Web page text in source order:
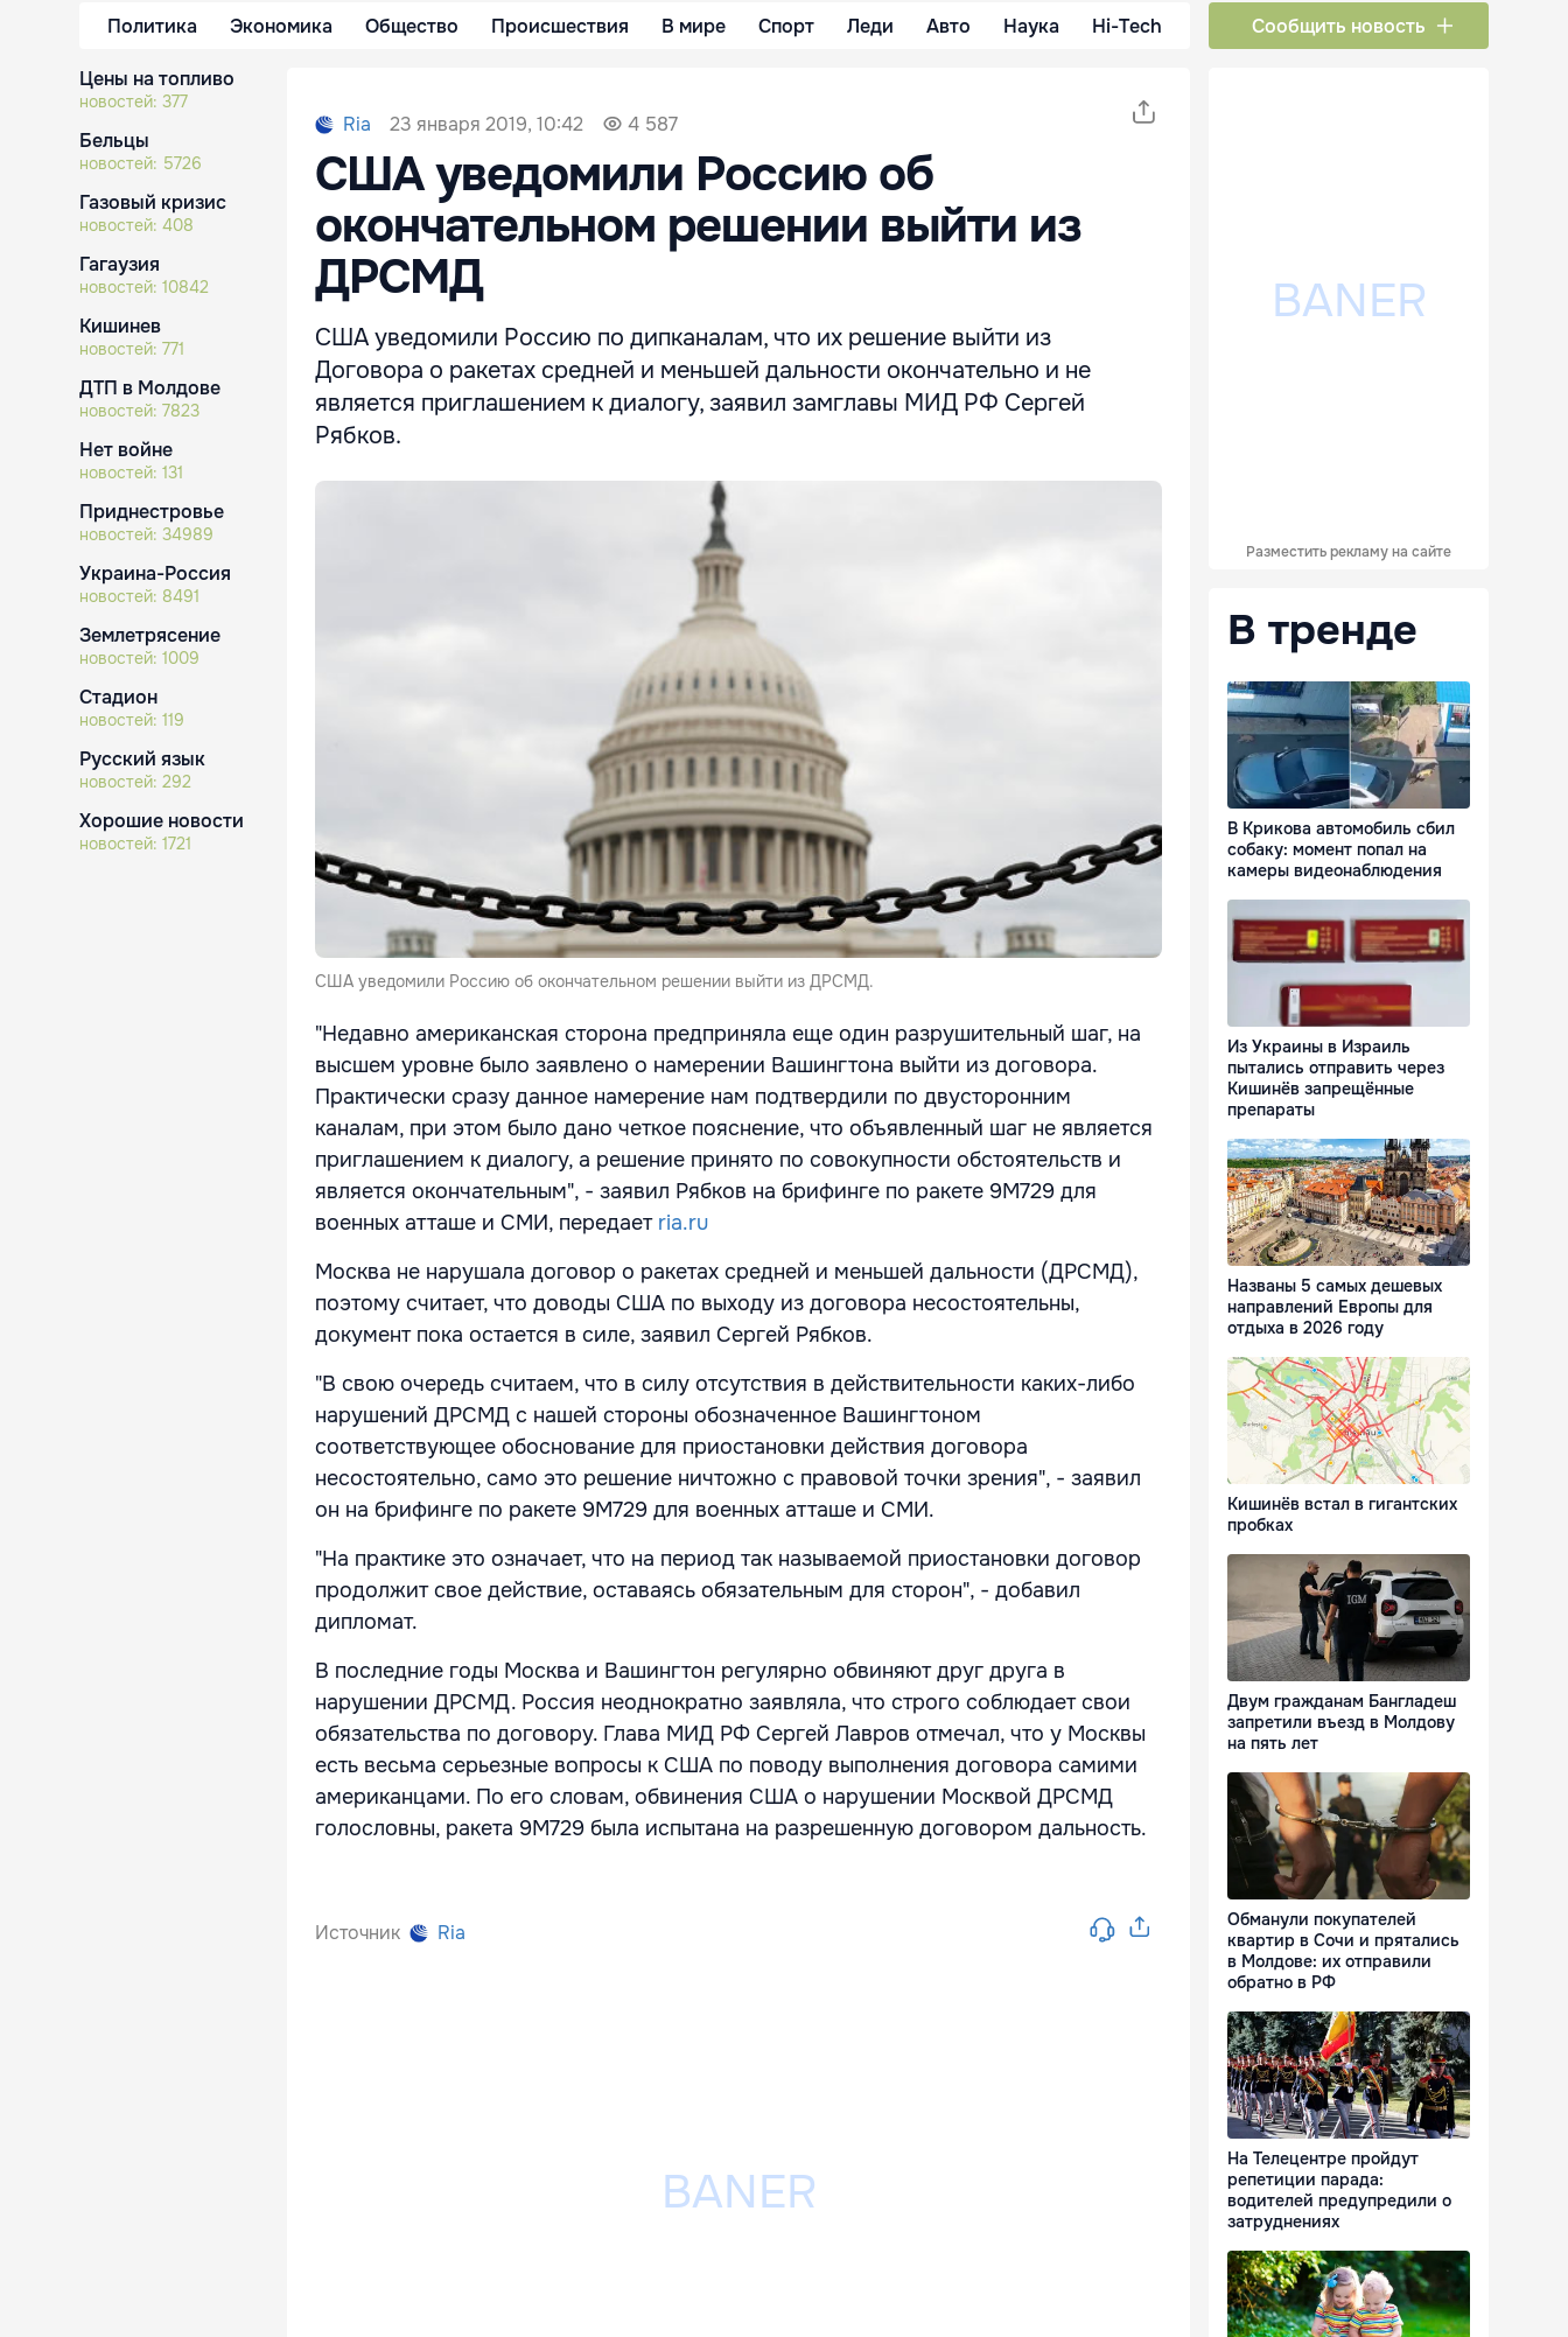
Политика Экономика Общество Происшествия В мире Спорт Леди Авто Наука Hi-Tech Сообщить новость
Цены на топливо
новостей: 377
Бельцы
новостей: 5726
Газовый кризис
новостей: 408
Гагаузия
новостей: 10842
Кишинев
новостей: 771
ДТП в Молдове
новостей: 7823
Нет войне
новостей: 131
Приднестровье
новостей: 34989
Украина-Россия
новостей: 8491
Землетрясение
новостей: 1009
Стадион
новостей: 119
Русский язык
новостей: 292
Хорошие новости
новостей: 1721
Ria 23 января 2019, 10:42 4 587
США уведомили Россию об
окончательном решении выйти из
ДРСМД
США уведомили Россию по дипканалам, что их решение выйти из
Договора о ракетах средней и меньшей дальности окончательно и не
является приглашением к диалогу, заявил замглавы МИД РФ Сергей
Рябков.
США уведомили Россию об окончательном решении выйти из ДРСМД.
"Недавно американская сторона предприняла еще один разрушительный шаг, на
высшем уровне было заявлено о намерении Вашингтона выйти из договора.
Практически сразу данное намерение нам подтвердили по двусторонним
каналам, при этом было дано четкое пояснение, что объявленный шаг не является
приглашением к диалогу, а решение принято по совокупности обстоятельств и
является окончательным", - заявил Рябков на брифинге по ракете 9М729 для
военных атташе и СМИ, передаетria.ru
Москва не нарушала договор о ракетах средней и меньшей дальности (ДРСМД),
поэтому считает, что доводы США по выходу из договора несостоятельны,
документ пока остается в силе, заявил Сергей Рябков.
"В свою очередь считаем, что в силу отсутствия в действительности каких-либо
нарушений ДРСМД с нашей стороны обозначенное Вашингтоном
соответствующее обоснование для приостановки действия договора
несостоятельно, само это решение ничтожно с правовой точки зрения", - заявил
он на брифинге по ракете 9М729 для военных атташе и СМИ.
"На практике это означает, что на период так называемой приостановки договор
продолжит свое действие, оставаясь обязательным для сторон", - добавил
дипломат.
В последние годы Москва и Вашингтон регулярно обвиняют друг друга в
нарушении ДРСМД. Россия неоднократно заявляла, что строго соблюдает свои
обязательства по договору. Глава МИД РФ Сергей Лавров отмечал, что у Москвы
есть весьма серьезные вопросы к США по поводу выполнения договора самими
американцами. По его словам, обвинения США о нарушении Москвой ДРСМД
голословны, ракета 9М729 была испытана на разрешенную договором дальность.
Источник Ria
Разместить рекламу на сайте
В тренде
В Крикова автомобиль сбил
собаку: момент попал на
камеры видеонаблюдения
Из Украины в Израиль
пытались отправить через
Кишинёв запрещённые
препараты
Названы 5 самых дешевых
направлений Европы для
отдыха в 2026 году
Кишинёв встал в гигантских
пробках
Двум гражданам Бангладеш
запретили въезд в Молдову
на пять лет
Обманули покупателей
квартир в Сочи и прятались
в Молдове: их отправили
обратно в РФ
На Телецентре пройдут
репетиции парада:
водителей предупредили о
затруднениях